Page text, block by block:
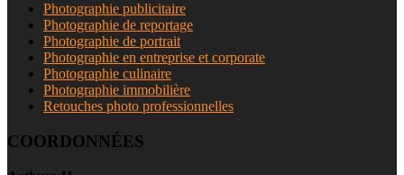
Photographie publicitaire
Photographie de reportage
Photographie de portrait
Photographie en entreprise et corporate
Photographie culinaire
Photographie immobilière
Retouches photo professionnelles
COORDONNÉES